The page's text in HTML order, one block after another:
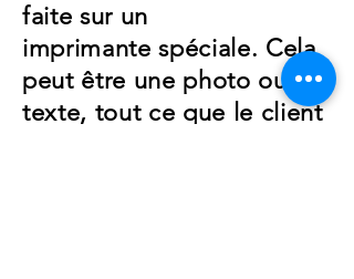
faite sur un
imprimante spéciale. Cela
peut être une photo ou un
texte, tout ce que le client